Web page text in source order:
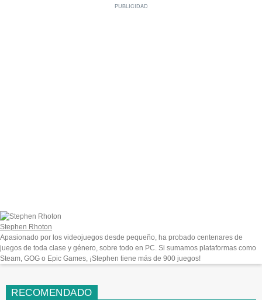
Stephen Rhoton
Apasionado por los videojuegos desde pequeño, ha probado centenares de
juegos de toda clase y género, sobre todo en PC. Si sumamos plataformas como
Steam, GOG o Epic Games, ¡Stephen tiene más de 900 juegos!
RECOMENDADO